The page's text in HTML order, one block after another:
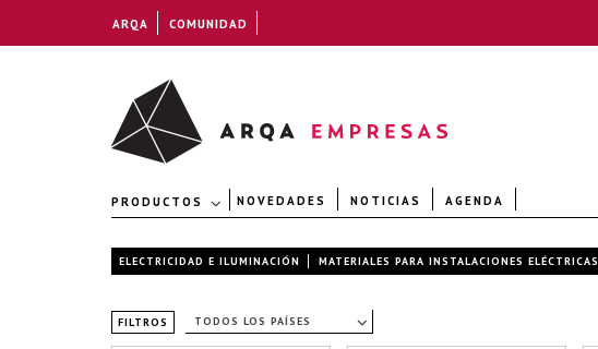
PRODUCTOS NOVEDADES NOTICIAS AGENDA
ELECTRICIDAD E ILUMINACIÓN MATERIALES PARA INSTALACIONES ELÉCTRICAS
FILTROS TODOS LOS PAÍSES
ARQA COMUNIDAD